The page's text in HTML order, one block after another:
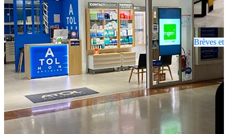
Brèves et